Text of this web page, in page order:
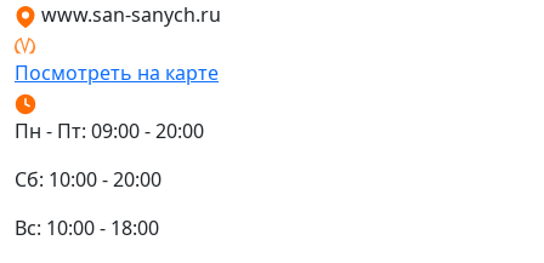
www.san-sanych.ru
Посмотреть на карте
Пн - Пт: 09:00 - 20:00
Сб: 10:00 - 20:00
Вс: 10:00 - 18:00